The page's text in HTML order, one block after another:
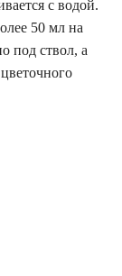
с водой.
50 мл на
под ствол, а